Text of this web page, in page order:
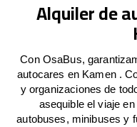
Alquiler de
Con OsaBus,
autocares en Kamen .
y organizaciones de
asequible el viaje
autobuses, minibuses y